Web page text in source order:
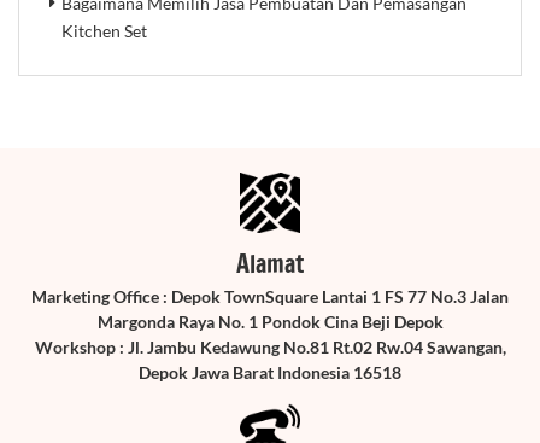
Kitchen Set
Alamat
Marketing Office : Depok TownSquare Lantai 1 FS 77 No.3 Jalan
Margonda Raya No. 1 Pondok Cina Beji Depok
Workshop : Jl. Jambu Kedawung No.81 Rt.02 Rw.04 Sawangan,
Depok Jawa Barat Indonesia 16518